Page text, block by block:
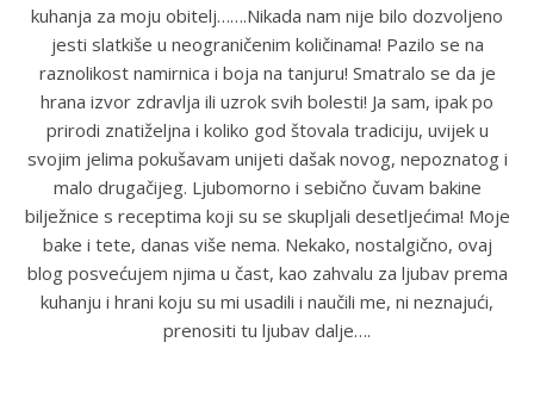
kuhanja za moju obitelj…….Nikada nam nije bilo dozvoljeno
jesti slatkiše u neograničenim količinama! Pazilo se na
raznolikost namirnica i boja na tanjuru! Smatralo se da je
hrana izvor zdravlja ili uzrok svih bolesti! Ja sam, ipak po
prirodi znatiželjna i koliko god štovala tradiciju, uvijek u
svojim jelima pokušavam unijeti dašak novog, nepoznatog i
malo drugačijeg. Ljubomorno i sebično čuvam bakine
bilježnice s receptima koji su se skupljali desetljećima! Moje
bake i tete, danas više nema. Nekako, nostalgično, ovaj
blog posvećujem njima u čast, kao zahvalu za ljubav prema
kuhanju i hrani koju su mi usadili i naučili me, ni neznajući,
prenositi tu ljubav dalje….